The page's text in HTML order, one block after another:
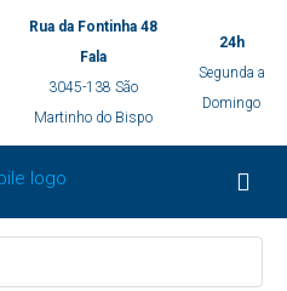
Rua da Fontinha 48
Fala
3045-138 São
Martinho do Bispo
24h
Segunda a
Domingo